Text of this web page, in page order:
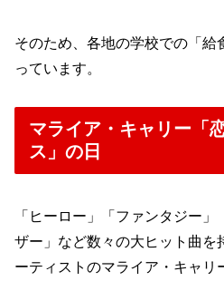
そのため、各地の学校での「給
っています。
マライア・キャリー「
ス」の日
「ヒーロー」「ファンタジー
ザー」など数々の大ヒット曲を
ーティストのマライア・キャリ